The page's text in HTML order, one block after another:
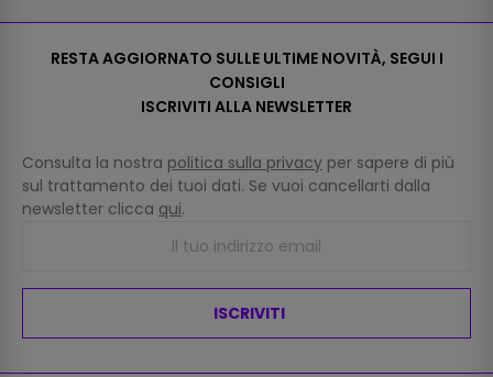
RESTA AGGIORNATO SULLE ULTIME NOVITÀ, SEGUI I
CONSIGLI
ISCRIVITI ALLA NEWSLETTER
Consulta la nostra politica sulla privacy per sapere di più
sul trattamento dei tuoi dati. Se vuoi cancellarti dalla
newsletter clicca qui.
ISCRIVITI